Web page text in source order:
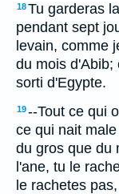
18Tu garderas
pendant sept
levain, comme
du mois d'Abib;
sorti d'Egypte.
19--Tout ce qui
ce qui nait
du gros que du
l'ane, tu le
le rachetes